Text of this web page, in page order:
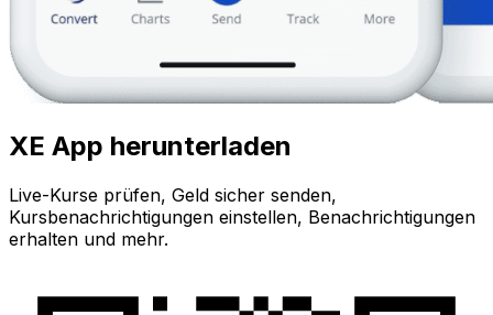
XE App herunterladen
Live-Kurse prüfen, Geld sicher senden,
Kursbenachrichtigungen einstellen, Benachrichtigungen
erhalten und mehr.